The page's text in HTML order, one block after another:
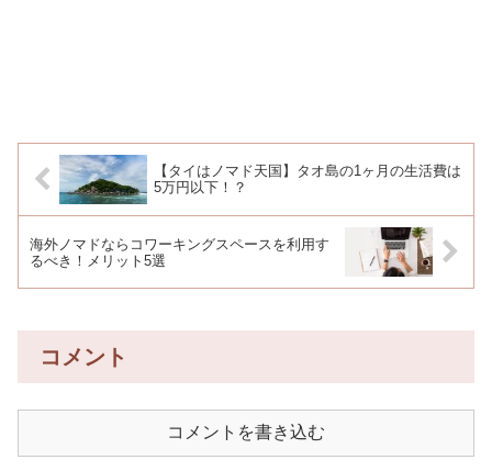
【タイはノマド天国】タオ島の1ヶ月の生活費は
5万円以下！？
海外ノマドならコワーキングスペースを利用す
るべき！メリット5選
コメント
コメントを書き込む